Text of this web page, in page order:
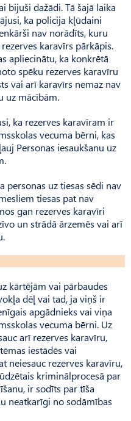
bijuši dažādi. Tā šajā laika
ka policija kļūdaini
nav norādīts, kuru
karavīrs pārkāpis.
apliecinātu, ka konkrētā
spēku rezerves karavīru
vai arī karavīrs nemaz nav
uz mācībām.
ka rezerves karavīram ir
vecuma bērni, kas
Personas iesaukšanu uz
personas uz tiesas sēdi nav
tiesas pat nav
gan rezerves karavīri
un strādā ārzemēs vai arī
kārtējām vai pārbaudes
dēļ vai tad, ja viņš ir
apgādnieks vai viņa
vecuma bērni. Uz
arī rezerves karavīru,
iestādēs vai
neiesauc rezerves karavīru,
kriminālprocesā par
ir sodīts par tīša
neatkarīgi no sodāmības